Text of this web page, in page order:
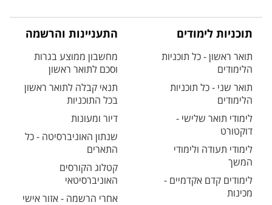
תוכניות לימודים
תואר ראשון - כל תוכניות
הלימודים
תואר שני - כל תוכניות
הלימודים
לימודי תואר שלישי -
דוקטורט
לימודי תעודה ולימודי
המשך
לימודים קדם אקדמיים -
מכינות
התעניינות והרשמה
מחשבון ממוצע בגרות
וסכם לתואר ראשון
תנאי קבלה לתואר ראשון
בכל התוכניות
דיור ומעונות
שנתון האוניברסיטה - כל
התארים
קטלוג הקורסים
האוניברסיטאי
אחרי הרשמה - אזור אישי